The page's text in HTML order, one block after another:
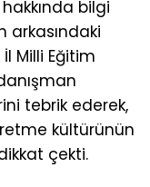
bilgi
arkasındaki
Milli Eğitim
tebrik ederek,
kültürünün
çekti.